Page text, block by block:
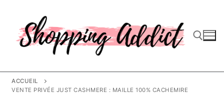
contenu
ACCUEIL
VENTE PRIVÉE JUST CASHMERE : MAILLE 100% CACHEMIRE